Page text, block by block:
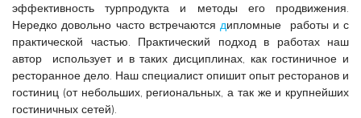
эффективность турпродукта и методы его продвижения.
Нередко довольно часто встречаются дипломные работы и с
практической частью. Практический подход в работах наш
автор использует и в таких дисциплинах, как гостиничное и
ресторанное дело. Наш специалист опишит опыт ресторанов и
гостиниц (от небольших, региональных, а так же и крупнейших
гостиничных сетей).